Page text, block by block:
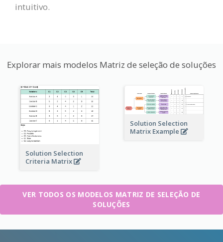
intuitivo.
Explorar mais modelos Matriz de seleção de soluções
Solution Selection
Criteria Matrix
Solution Selection
Matrix Example
VER TODOS OS MODELOS MATRIZ DE SELEÇÃO DE
SOLUÇÕES